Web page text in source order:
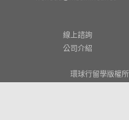
線上諮詢
公司介紹
環球行留學版權